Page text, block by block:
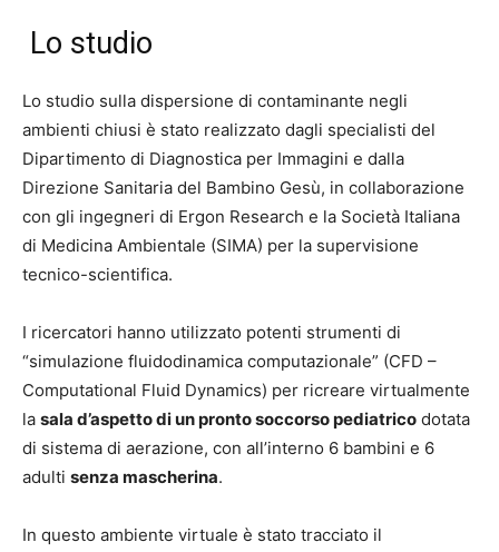
Lo studio
Lo studio sulla dispersione di contaminante negli
ambienti chiusi è stato realizzato dagli specialisti del
Dipartimento di Diagnostica per Immagini e dalla
Direzione Sanitaria del Bambino Gesù, in collaborazione
con gli ingegneri di Ergon Research e la Società Italiana
di Medicina Ambientale (SIMA) per la supervisione
tecnico-scientifica.
I ricercatori hanno utilizzato potenti strumenti di
“simulazione fluidodinamica computazionale” (CFD –
Computational Fluid Dynamics) per ricreare virtualmente
la sala d’aspetto di un pronto soccorso pediatrico dotata
di sistema di aerazione, con all’interno 6 bambini e 6
adulti senza mascherina.
In questo ambiente virtuale è stato tracciato il